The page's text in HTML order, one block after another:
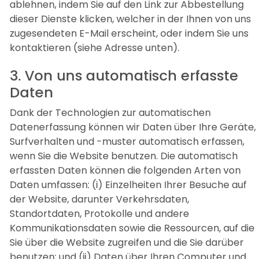
ablehnen, indem Sie auf den Link zur Abbestellung
dieser Dienste klicken, welcher in der Ihnen von uns
zugesendeten E-Mail erscheint, oder indem Sie uns
kontaktieren (siehe Adresse unten).
3. Von uns automatisch erfasste
Daten
Dank der Technologien zur automatischen
Datenerfassung können wir Daten über Ihre Geräte,
Surfverhalten und -muster automatisch erfassen,
wenn Sie die Website benutzen. Die automatisch
erfassten Daten können die folgenden Arten von
Daten umfassen: (i) Einzelheiten Ihrer Besuche auf
der Website, darunter Verkehrsdaten,
Standortdaten, Protokolle und andere
Kommunikationsdaten sowie die Ressourcen, auf die
Sie über die Website zugreifen und die Sie darüber